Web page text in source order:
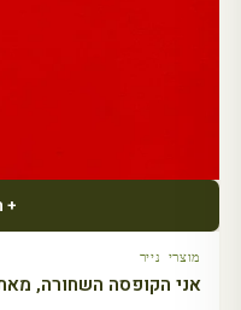
+
מוצרי נייר
אני הקופסה השחורה,